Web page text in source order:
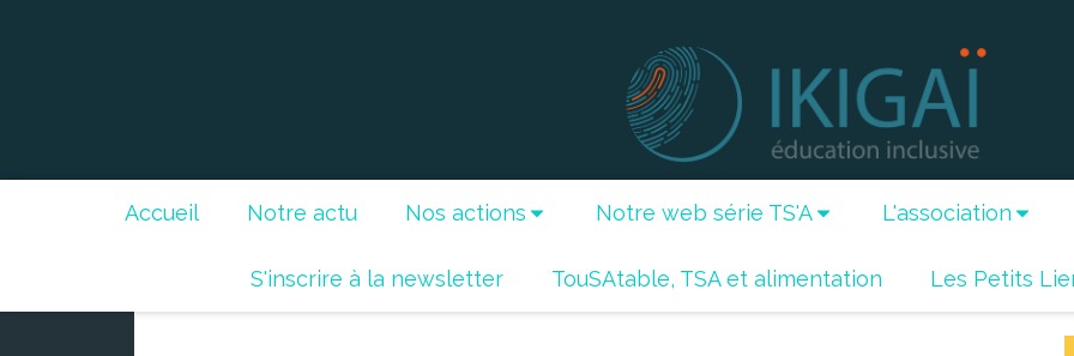
Accueil Notre actu Nos actions Notre web série TS'A L'association
S'inscrire à la newsletter TouSAtable, TSA et alimentation Les Petits